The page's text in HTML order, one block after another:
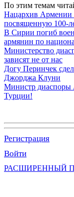
По этим темам
Нацархив Армении
посвященную 100-
В Сирии погиб
армянин по
Министерство
зависят не от нас
Догу Перинчек
Джорджа Клуни
Министр диаспоры
Турции!
Регистрация
Войти
РАСШИРЕННЫЙ